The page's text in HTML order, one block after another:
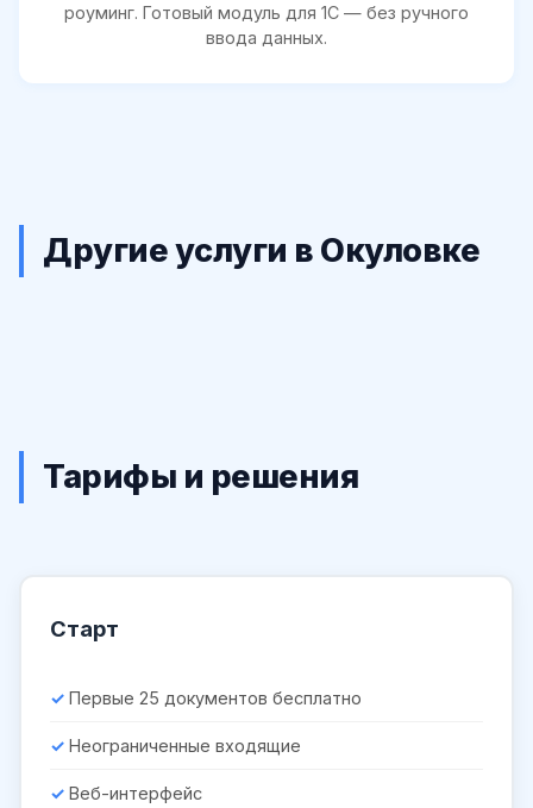
роуминг. Готовый модуль для 1С — без ручного
ввода данных.
Другие услуги в Окуловке
Тарифы и решения
Старт
Первые 25 документов бесплатно
Неограниченные входящие
Веб-интерфейс